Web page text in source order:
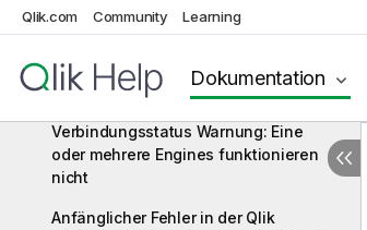
Qlik.com Community Learning
Dokumentation
Verbindungsstatus wird in Qlik
Verbindungsstatusfehler
Verbindungsstatus Warnung: Eine
oder mehrere Engines funktionieren
nicht
Anfänglicher Fehler in der Qlik